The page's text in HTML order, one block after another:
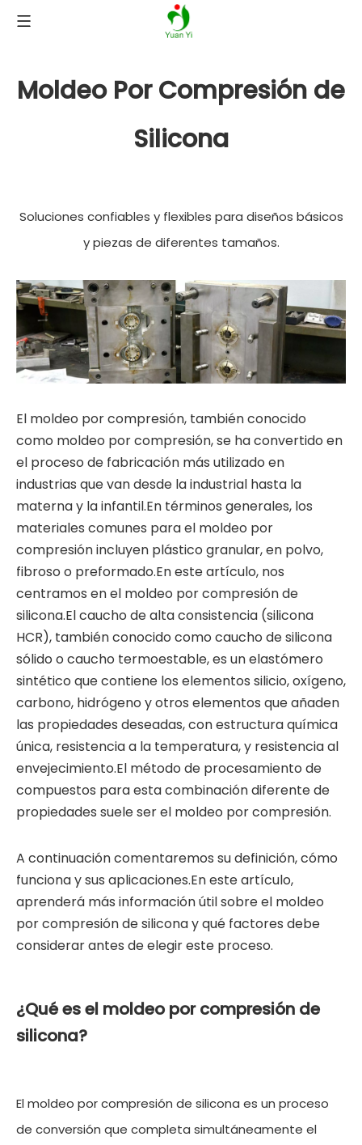
Moldeo Por Compresión de
Silicona
Soluciones confiables y flexibles para diseños básicos
y piezas de diferentes tamaños.
El moldeo por compresión, también conocido
como moldeo por compresión, se ha convertido en
el proceso de fabricación más utilizado en
industrias que van desde la industrial hasta la
materna y la infantil.En términos generales, los
materiales comunes para el moldeo por
compresión incluyen plástico granular, en polvo,
fibroso o preformado.En este artículo, nos
centramos en el moldeo por compresión de
silicona.El caucho de alta consistencia (silicona
HCR), también conocido como caucho de silicona
sólido o caucho termoestable, es un elastómero
sintético que contiene los elementos silicio, oxígeno,
carbono, hidrógeno y otros elementos que añaden
las propiedades deseadas, con estructura química
única, resistencia a la temperatura, y resistencia al
envejecimiento.El método de procesamiento de
compuestos para esta combinación diferente de
propiedades suele ser el moldeo por compresión.
A continuación comentaremos su definición, cómo
funciona y sus aplicaciones.En este artículo,
aprenderá más información útil sobre el moldeo
por compresión de silicona y qué factores debe
considerar antes de elegir este proceso.
¿Qué es el moldeo por compresión de
silicona?
El moldeo por compresión de silicona es un proceso
de conversión que completa simultáneamente el